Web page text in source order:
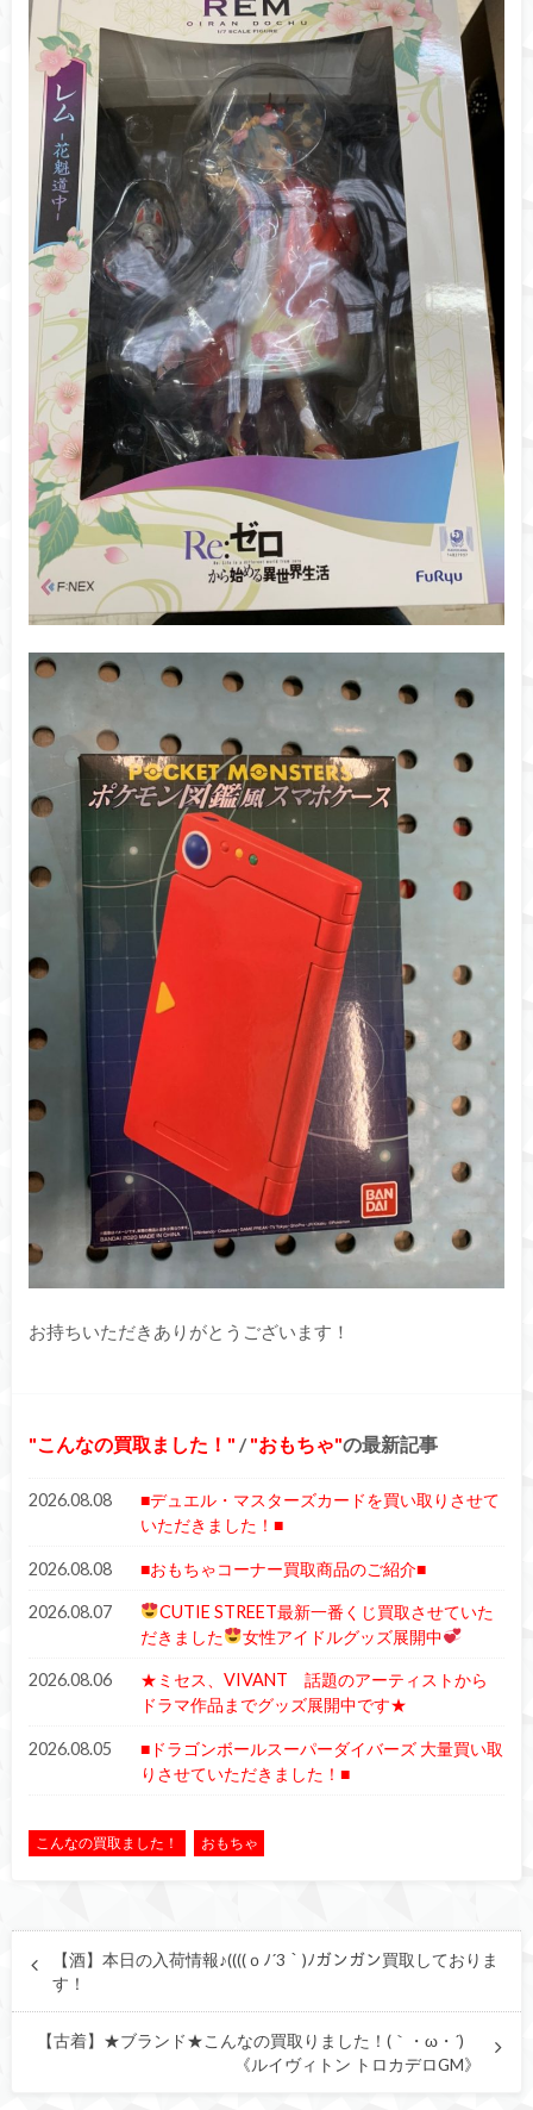
お持ちいただきありがとうございます！
こんなの買取ました！ / おもちゃ の最新記事
2026.08.08
■デュエル・マスターズカードを買い取りさせて
いただきました！■
2026.08.08 ■おもちゃコーナー買取商品のご紹介■
2026.08.07
CUTIE STREET最新一番くじ買取させていた
だきました
女性アイドルグッズ展開中
2026.08.06
★ミセス、VIVANT 話題のアーティストから
ドラマ作品までグッズ展開中です★
2026.08.05
■ドラゴンボールスーパーダイバーズ 大量買い取
りさせていただきました！■
こんなの買取ました！ おもちゃ
【酒】本日の入荷情報♪((((ｏﾉ´3｀)ﾉガンガン買取しておりま
す！
【古着】★ブランド★こんなの買取りました！(｀・ω・´)ゞ
《ルイヴィトン トロカデロGM》